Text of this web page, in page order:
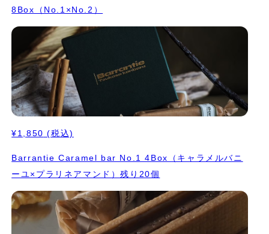
8Box（No.1×No.2）
¥1,850 (税込)
Barrantie Caramel bar No.1 4Box（キャラメルバニ
ーユ×プラリネアマンド）残り20個